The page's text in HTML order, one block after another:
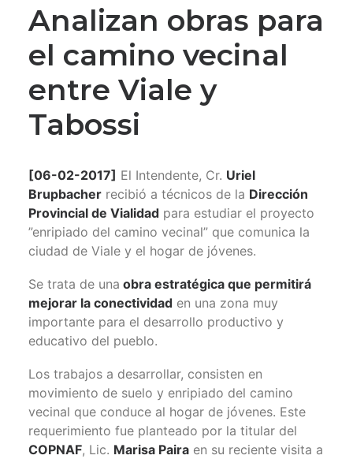
Analizan obras para
el camino vecinal
entre Viale y
Tabossi
[06-02-2017] El Intendente, Cr. Uriel
Brupbacher recibió a técnicos de la Dirección
Provincial de Vialidad para estudiar el proyecto
”enripiado del camino vecinal” que comunica la
ciudad de Viale y el hogar de jóvenes.
Se trata de una obra estratégica que permitirá
mejorar la conectividad en una zona muy
importante para el desarrollo productivo y
educativo del pueblo.
Los trabajos a desarrollar, consisten en
movimiento de suelo y enripiado del camino
vecinal que conduce al hogar de jóvenes. Este
requerimiento fue planteado por la titular del
COPNAF, Lic. Marisa Paira en su reciente visita a